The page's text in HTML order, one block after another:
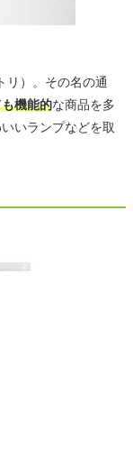
リ）。その名の通
機能的な商品を多
いランプなどを取